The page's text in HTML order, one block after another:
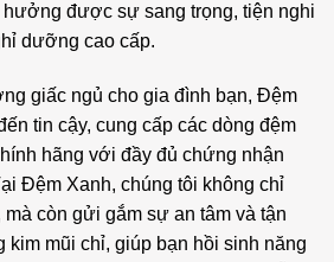
hưởng được sự sang trọng, tiện nghi
dưỡng cao cấp.
giấc ngủ cho gia đình bạn, Đệm
tin cậy, cung cấp các dòng đệm
hãng với đầy đủ chứng nhận
Đệm Xanh, chúng tôi không chỉ
mà còn gửi gắm sự an tâm và tận
kim mũi chỉ, giúp bạn hồi sinh năng